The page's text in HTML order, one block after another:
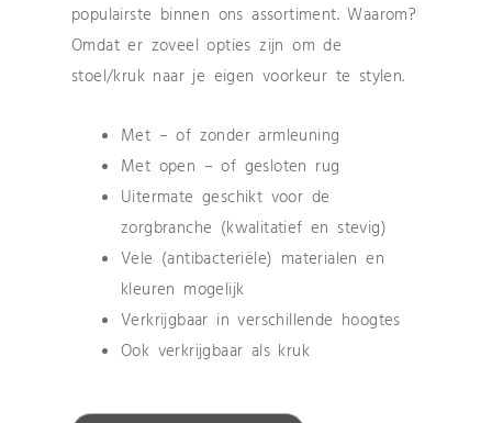
populairste binnen ons assortiment. Waarom?
Omdat er zoveel opties zijn om de
stoel/kruk naar je eigen voorkeur te stylen.
Met – of zonder armleuning
Met open – of gesloten rug
Uitermate geschikt voor de
zorgbranche (kwalitatief en stevig)
Vele (antibacteriële) materialen en
kleuren mogelijk
Verkrijgbaar in verschillende hoogtes
Ook verkrijgbaar als kruk